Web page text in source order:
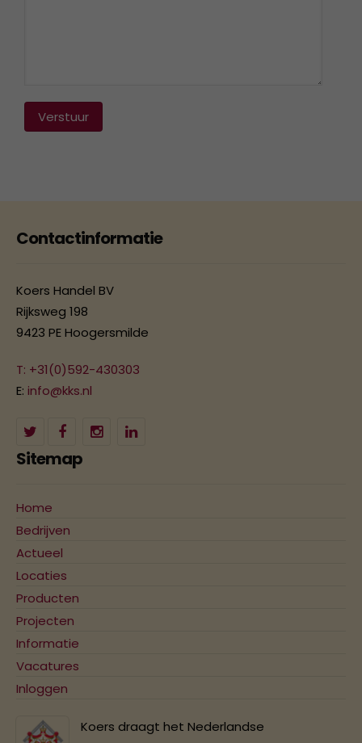
Verstuur
Contactinformatie
Koers Handel BV
Rijksweg 198
9423 PE Hoogersmilde
T: +31(0)592-430303
E: info@kks.nl
Sitemap
Home
Bedrijven
Actueel
Locaties
Producten
Projecten
Informatie
Vacatures
Inloggen
Koers draagt het Nederlandse